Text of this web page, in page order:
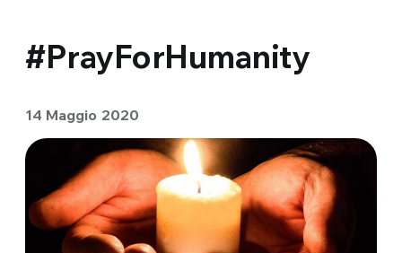
#PrayForHumanity
14 Maggio 2020